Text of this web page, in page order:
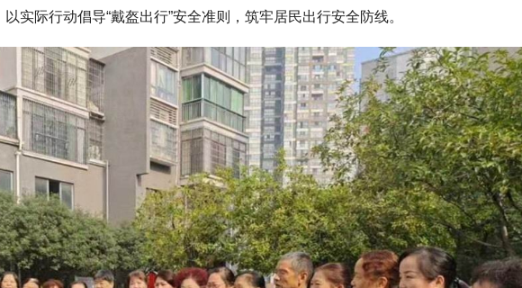
实际行动倡导“戴盔出行”安全准则，筑牢居民出行安全防线。